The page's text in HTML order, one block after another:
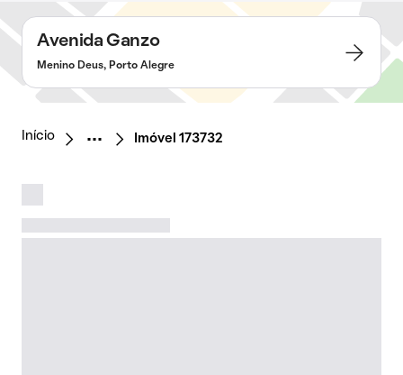
Avenida Ganzo
Menino Deus, Porto Alegre
Início Imóvel 173732